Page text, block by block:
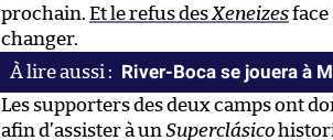
prochain. Et le refus desXeneizesface
changer.
River-Boca se jouera à
Les supporters des deux camps ont
afin d’assister à unSuperclásico